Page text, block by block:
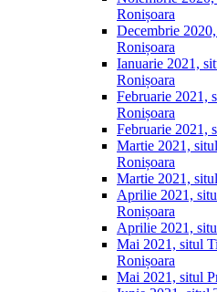
Ronișoara
Decembrie
Ronișoara
Ianuarie 2021,
Ronișoara
Februarie 2021,
Ronișoara
Februarie 2021,
Martie 2021,
Ronișoara
Martie 2021,
Aprilie 2021,
Ronișoara
Aprilie 2021,
Mai 2021, situl
Ronișoara
Mai 2021, situl